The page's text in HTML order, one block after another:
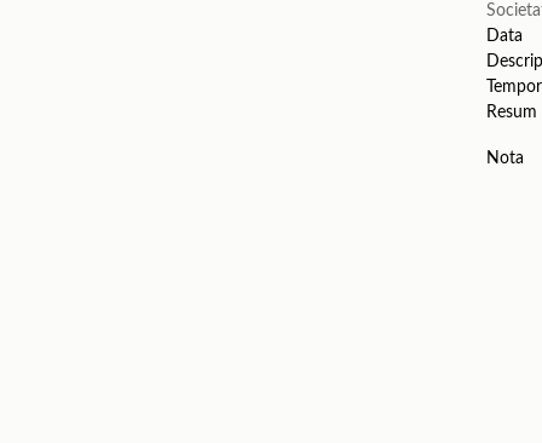
Data
Resum
Nota